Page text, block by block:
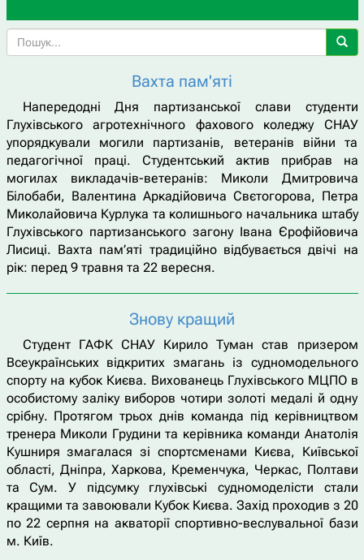
Вахта пам'яті
Напередодні Дня партизанської слави студенти
Глухівського агротехнічного фахового коледжу СНАУ
упорядкували могили партизанів, ветеранів війни та
педагогічної праці. Студентський актив прибрав на
могилах викладачів-ветеранів: Миколи Дмитровича
Білобаби, Валентина Аркадійовича Свєтогорова, Петра
Миколайовича Курлука та колишнього начальника штабу
Глухівського партизанського загону Івана Єрофійовича
Лисиці. Вахта пам’яті традиційно відбувається двічі на
рік: перед 9 травня та 22 вересня.
Знову кращий
Студент ГАФК СНАУ Кирило Туман став призером
Всеукраїнських відкритих змагань із судномодельного
спорту на кубок Києва. Вихованець Глухівського МЦПО в
особистому заліку виборов чотири золоті медалі й одну
срібну. Протягом трьох днів команда під керівництвом
тренера Миколи Грудини та керівника команди Анатолія
Кушниря змагалася зі спортсменами Києва, Київської
області, Дніпра, Харкова, Кременчука, Черкас, Полтави
та Сум. У підсумку глухівські судномоделісти стали
кращими та завоювали Кубок Києва. Захід проходив з 20
по 22 серпня на акваторії спортивно-веслувальної бази
м. Київ.